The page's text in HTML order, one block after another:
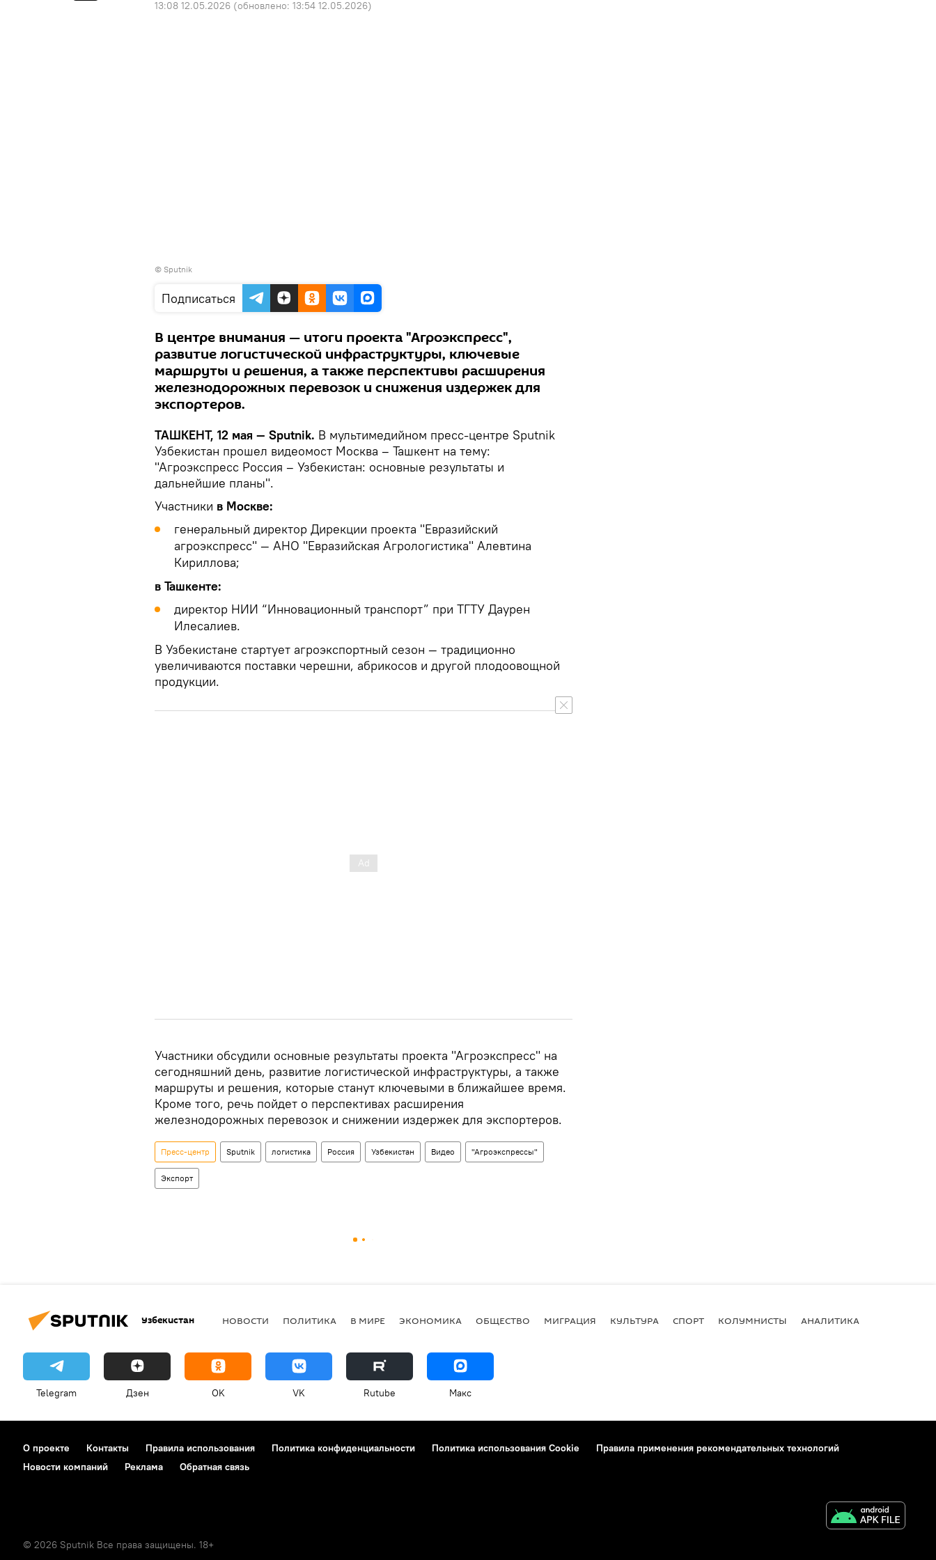
13:08 12.05.2026 (обновлено: 13:54 12.05.2026)
© Sputnik
Подписаться
В центре внимания — итоги проекта "Агроэкспресс",
развитие логистической инфраструктуры, ключевые
маршруты и решения, а также перспективы расширения
железнодорожных перевозок и снижения издержек для
экспортеров.
ТАШКЕНТ, 12 мая — Sputnik. В мультимедийном пресс-центре Sputnik
Узбекистан прошел видеомост Москва – Ташкент на тему:
"Агроэкспресс Россия – Узбекистан: основные результаты и
дальнейшие планы".
Участники в Москве:
генеральный директор Дирекции проекта "Евразийский
агроэкспресс" — АНО "Евразийская Агрологистика" Алевтина
Кириллова;
в Ташкенте:
директор НИИ “Инновационный транспорт” при ТГТУ Даурен
Илесалиев.
В Узбекистане стартует агроэкспортный сезон — традиционно
увеличиваются поставки черешни, абрикосов и другой плодоовощной
продукции.
Участники обсудили основные результаты проекта "Агроэкспресс" на
сегодняшний день, развитие логистической инфраструктуры, а также
маршруты и решения, которые станут ключевыми в ближайшее время.
Кроме того, речь пойдет о перспективах расширения
железнодорожных перевозок и снижении издержек для экспортеров.
Пресс-центр Sputnik логистика Россия Узбекистан Видео "Агроэкспрессы"
Экспорт
Узбекистан НОВОСТИ ПОЛИТИКА В МИРЕ ЭКОНОМИКА ОБЩЕСТВО МИГРАЦИЯ КУЛЬТУРА СПОРТ КОЛУМНИСТЫ АНАЛИТИКА
Telegram Дзен OK VK Rutube Макс
О проекте Контакты Правила использования Политика конфиденциальности Политика использования Cookie
Правила применения рекомендательных технологий
Новости компаний
Реклама Обратная связь
© 2026 Sputnik Все права защищены. 18+